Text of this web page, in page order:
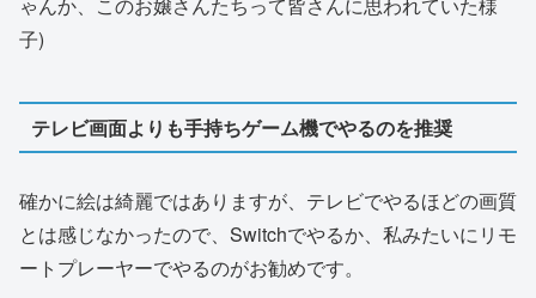
子)
テレビ画面よりも手持ちゲーム機でやるのを推奨
確かに絵は綺麗ではありますが、テレビでやるほどの画質
とは感じなかったので、Switchでやるか、私みたいにリモ
ートプレーヤーでやるのがお勧めです。